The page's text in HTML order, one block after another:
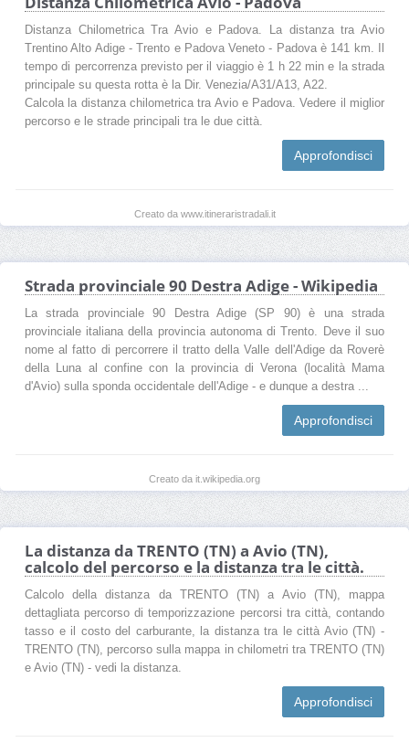
Distanza Chilometrica Tra Avio e Padova. La distanza tra Avio
Trentino Alto Adige - Trento e Padova Veneto - Padova è 141 km. Il
tempo di percorrenza previsto per il viaggio è 1 h 22 min e la strada
principale su questa rotta è la Dir. Venezia/A31/A13, A22.
Calcola la distanza chilometrica tra Avio e Padova. Vedere il miglior
percorso e le strade principali tra le due città.
Approfondisci
Creato da www.itineraristradali.it
Strada provinciale 90 Destra Adige - Wikipedia
La strada provinciale 90 Destra Adige (SP 90) è una strada
provinciale italiana della provincia autonoma di Trento. Deve il suo
nome al fatto di percorrere il tratto della Valle dell'Adige da Roverè
della Luna al confine con la provincia di Verona (località Mama
d'Avio) sulla sponda occidentale dell'Adige - e dunque a destra ...
Approfondisci
Creato da it.wikipedia.org
La distanza da TRENTO (TN) a Avio (TN),
calcolo del percorso e la distanza tra le città.
Calcolo della distanza da TRENTO (TN) a Avio (TN), mappa
dettagliata percorso di temporizzazione percorsi tra città, contando
tasso e il costo del carburante, la distanza tra le città Avio (TN) -
TRENTO (TN), percorso sulla mappa in chilometri tra TRENTO (TN)
e Avio (TN) - vedi la distanza.
Approfondisci